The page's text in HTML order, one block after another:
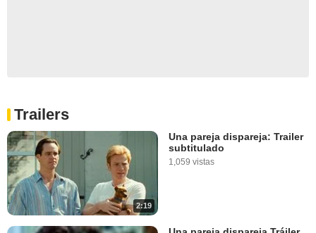
Trailers
2:19
Una pareja dispareja: Trailer
subtitulado
1,059 vistas